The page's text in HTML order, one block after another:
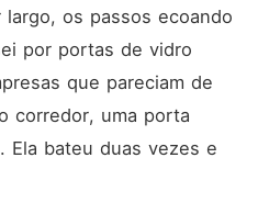
mundo... ou o medo de
perder tudo outra vez fará
com que ele a perca para
os passos ecoando
por portas de vidro
que pareciam de
corredor, uma porta
Ela bateu duas vezes e